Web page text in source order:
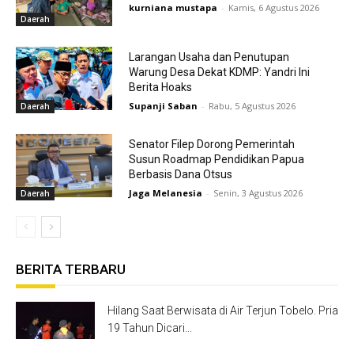
Daerah
kurniana mustapa - Kamis, 6 Agustus 2026
Daerah
Larangan Usaha dan Penutupan
Warung Desa Dekat KDMP: Yandri Ini
Berita Hoaks
Supanji Saban - Rabu, 5 Agustus 2026
Daerah
Senator Filep Dorong Pemerintah
Susun Roadmap Pendidikan Papua
Berbasis Dana Otsus
Jaga Melanesia - Senin, 3 Agustus 2026
BERITA TERBARU
Hilang Saat Berwisata di Air Terjun Tobelo. Pria
19 Tahun Dicari...